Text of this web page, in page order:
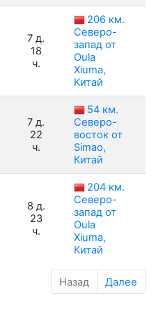
7 д.
18
ч.
206 км.
Северо-
запад от
Oula
Xiuma,
Китай
7 д.
22
ч.
54 км.
Северо-
восток от
Simao,
Китай
8 д.
23
ч.
204 км.
Северо-
запад от
Oula
Xiuma,
Китай
Назад Далее